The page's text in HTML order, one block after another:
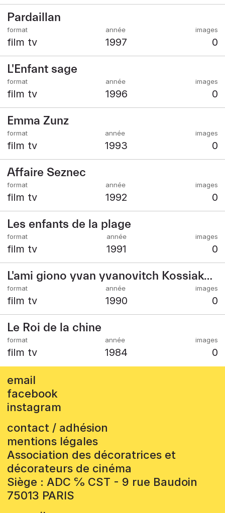
Pardaillan
film tv 1997 0
L'Enfant sage
film tv 1996 0
Emma Zunz
film tv 1993 0
Affaire Seznec
film tv 1992 0
Les enfants de la plage
film tv 1991 0
L'ami giono yvan yvanovitch Kossiakoff
film tv 1990 0
Le Roi de la chine
film tv 1984 0
email
facebook
instagram
contact / adhésion
mentions légales
Association des décoratrices et
décorateurs de cinéma
Siège : ADC ℅ CST - 9 rue Baudoin
75013 PARIS